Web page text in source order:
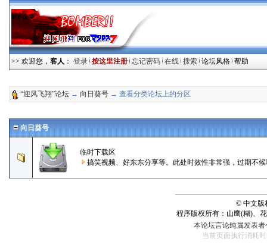
>> 欢迎您， 客人 ： 登录 按这里注册 忘记密码 在线 搜索 论坛风格 帮助
“迎风飞翔”论坛 → 向日葵号 → 查看分类论坛上的分区
向日葵号
临时下载区
搞笑视频、好东东分享等。此处时效性非常强，过期不
© 中文版
程序版权所有：山鹰(糊)、
本论坛言论纯属发表
当前页面执行消耗